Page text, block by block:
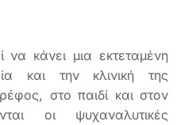
να κάνει μια εκτεταμένη
και την κλινική της
στο παιδί και στον
οι ψυχαναλυτικές